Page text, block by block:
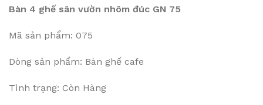
Bàn 4 ghế sân vườn nhôm đúc GN 75
Mã sản phẩm: 075
Dòng sản phẩm: Bàn ghế cafe
Tình trạng: Còn Hàng